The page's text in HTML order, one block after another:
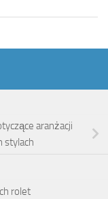
aranżacji
stylach
rolet